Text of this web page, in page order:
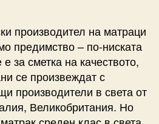
производител на матраци
предимство – по-ниската
за сметка на качеството,
се произвеждат с
производители в света от
Великобритания. Но